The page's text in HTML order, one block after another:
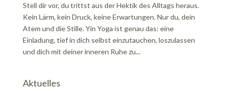
Stell dir vor, du trittst aus der Hektik des Alltags heraus.
Kein Lärm, kein Druck, keine Erwartungen. Nur du, dein
Atem und die Stille. Yin Yoga ist genau das: eine
Einladung, tief in dich selbst einzutauchen, loszulassen
und dich mit deiner inneren Ruhe zu...
Aktuelles